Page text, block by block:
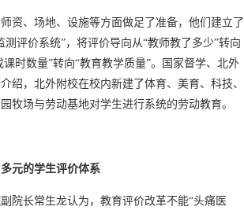
资、场地、设施等方面做足了准备，他们建立了
测评价系统”，将评价导向从“教师教了多少”转向
课时数量”转向“教育教学质量”。国家督学、北外
绍，北外附校在校内新建了体育、美育、科技、
牧场与劳动基地对学生进行系统的劳动教育。
元的学生评价体系
副院长常生龙认为，教育评价改革不能“头痛医